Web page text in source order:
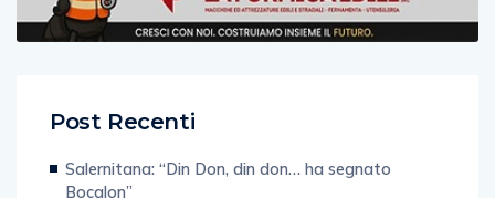
Post Recenti
Salernitana: “Din Don, din don… ha segnato
Bocalon”